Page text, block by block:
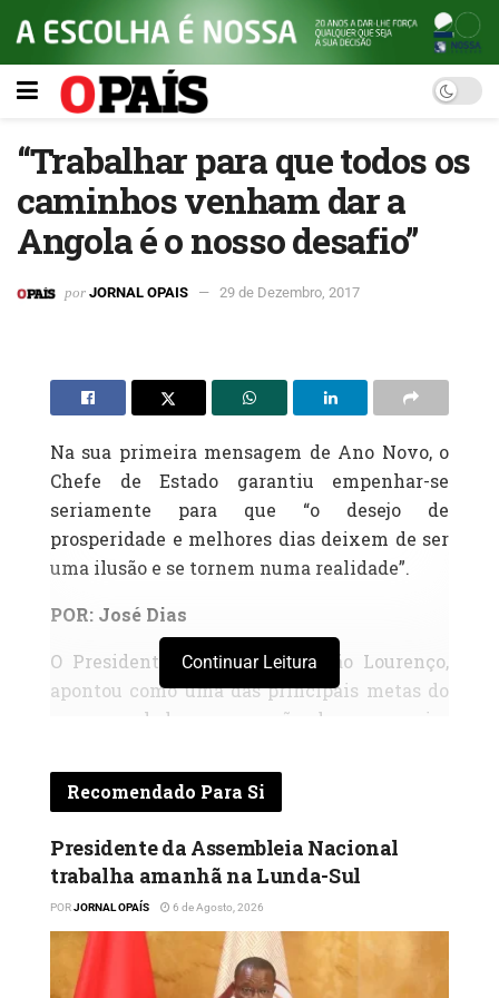
“Trabalhar para que todos os
caminhos venham dar a
Angola é o nosso desafio”
por JORNAL OPAIS 29 de Dezembro, 2017
Na sua primeira mensagem de Ano Novo, o
Chefe de Estado garantiu empenhar-se
seriamente para que “o desejo de
prosperidade e melhores dias deixem de ser
uma ilusão e se tornem numa realidade”.
POR: José Dias
O Presidente da República, João Lourenço,
apontou como uma das principais metas do
seu consulado a promoção de uma maior
mundial, fazendo de Angola um destino
privilegiado do investimento privado
estrangeiro. Na sua primeira mensagem de
Ano Novo dirigida à Nação, desde que foi
como principal desafio trabalhar para que
todos os caminhos venham dar a Angola.
Continuar Leitura
Recomendado Para Si
Presidente da Assembleia Nacional
trabalha amanhã na Lunda-Sul
PORJORNAL OPAÍS 6 de Agosto, 2026